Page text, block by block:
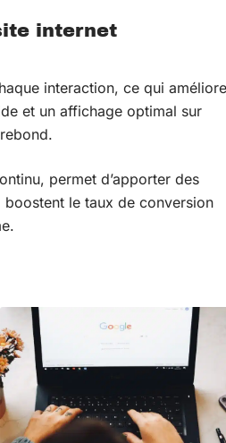
internet
interaction, ce qui améliore
et un affichage optimal sur
permet d’apporter des
boostent le taux de conversion